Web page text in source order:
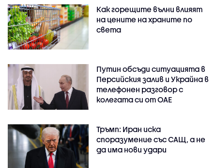
Как горещите вълни влияят
на цените на храните по
света
Путин обсъди ситуацията в
Персийския залив и Украйна в
телефонен разговор с
колегата си от ОАЕ
Тръмп: Иран иска
споразумение със САЩ, а не
да има нови удари